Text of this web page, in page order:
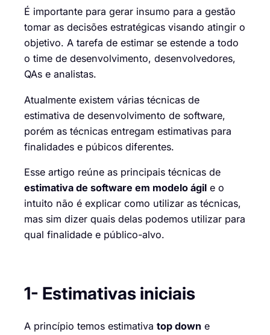
É importante para gerar insumo para a gestão
tomar as decisões estratégicas visando atingir o
objetivo. A tarefa de estimar se estende a todo
o time de desenvolvimento, desenvolvedores,
QAs e analistas.
Atualmente existem várias técnicas de
estimativa de desenvolvimento de software,
porém as técnicas entregam estimativas para
finalidades e púbicos diferentes.
Esse artigo reúne as principais técnicas de
estimativa de software em modelo ágil e o
intuito não é explicar como utilizar as técnicas,
mas sim dizer quais delas podemos utilizar para
qual finalidade e público-alvo.
1- Estimativas iniciais
A princípio temos estimativa top down e